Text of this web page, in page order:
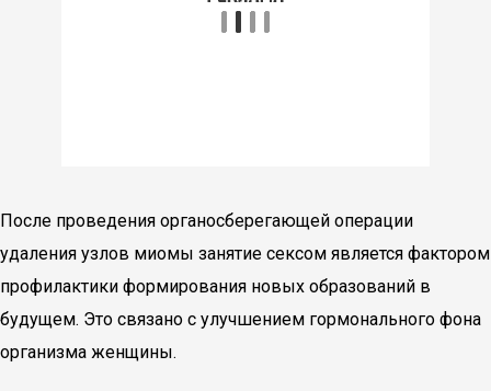
После проведения органосберегающей операции
удаления узлов миомы занятие сексом является фактором
профилактики формирования новых образований в
будущем. Это связано с улучшением гормонального фона
организма женщины.